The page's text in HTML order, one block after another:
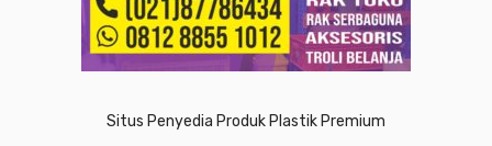
Situs Penyedia Produk Plastik Premium